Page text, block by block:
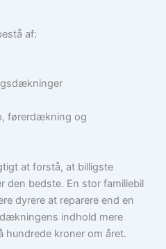
af:
førerdækning og
at forstå, at billigste
den bedste. En stor familiebil
dyrere at reparere end en
indhold mere
hundrede kroner om året.